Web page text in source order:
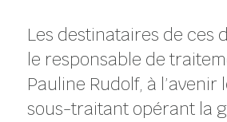
Les destinataires de ces
le responsable de
Pauline Rudolf, à l’avenir
sous-traitant opérant la